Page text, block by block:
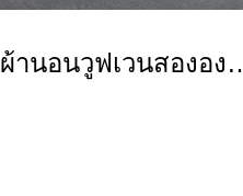
ผ้านอนวูฟเวนสององค์